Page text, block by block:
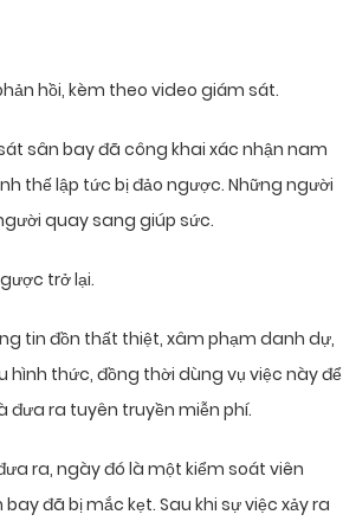
hồi, kèm theo video giám sát.
sân bay đã công khai xác nhận nam
thế lập tức bị đảo ngược. Những người
quay sang giúp sức.
trở lại.
tin đồn thất thiệt, xâm phạm danh dự,
thức, đồng thời dùng vụ việc này để
ra tuyên truyền miễn phí.
ra, ngày đó là một kiểm soát viên
đã bị mắc kẹt. Sau khi sự việc xảy ra